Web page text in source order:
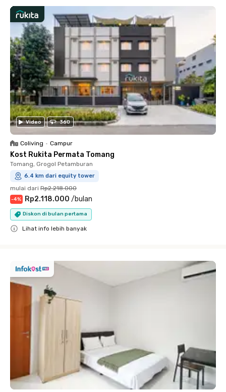
Video 360
Coliving • Campur
Kost Rukita Permata Tomang
Tomang, Grogol Petamburan
6.4 km dari equity tower
mulai dari Rp2.218.000
-4% Rp2.118.000 /bulan
Diskon di bulan pertama
Lihat info lebih banyak